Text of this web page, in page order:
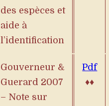
des espèces et
aide à
l’identification
Gouverneur &
Guerard 2007
– Note sur
Pdf
♦♦